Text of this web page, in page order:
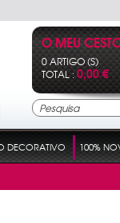
O MEU
0 ARTIGO (S)
TOTAL :0,00 €
DECORATIVO 100%